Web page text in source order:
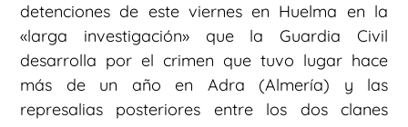
detenciones de este viernes en Huelma en la
«larga investigación» que la Guardia Civil
desarrolla por el crimen que tuvo lugar hace
más de un año en Adra (Almería) y las
represalias posteriores entre los dos clanes